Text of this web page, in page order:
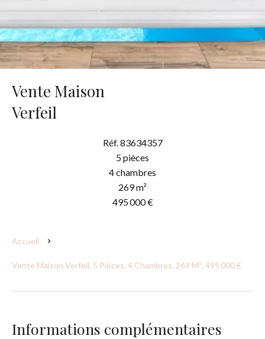
Vente Maison
Verfeil
Réf. 83634357
5 pièces
4 chambres
269 m²
495 000 €
Accueil
Vente Maison Verfeil, 5 Pièces, 4 Chambres, 269 M², 495 000 €
Informations complémentaires